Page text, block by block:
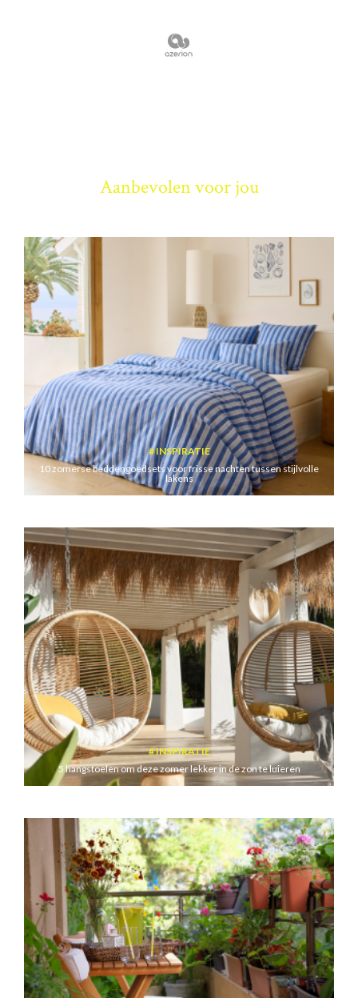
Aanbevolen voor jou
INSPIRATIE
10 zomerse beddengoedsets voor frisse nachten tussen stijlvolle
lakens
INSPIRATIE
5 hangstoelen om deze zomer lekker in de zon te luieren